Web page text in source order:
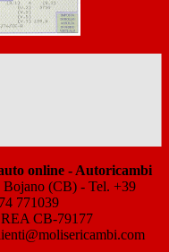
online - Autoricambi
Bojano (CB) - Tel. +39
771039
CB-79177